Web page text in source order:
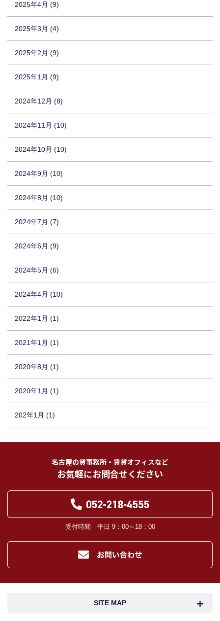
2025年4月 (9)
2025年3月 (4)
2025年2月 (9)
2025年1月 (9)
2024年12月 (8)
2024年11月 (10)
2024年10月 (10)
2024年9月 (10)
2024年8月 (10)
2024年7月 (7)
2024年6月 (9)
2024年5月 (6)
2024年4月 (10)
2022年1月 (1)
2021年1月 (1)
2020年8月 (1)
2020年1月 (1)
202年1月 (1)
名古屋の貸事務所・賃貸オフィスなど
お気軽にお問合せください
受付時間 平日 9：00～18：00
SITE MAP